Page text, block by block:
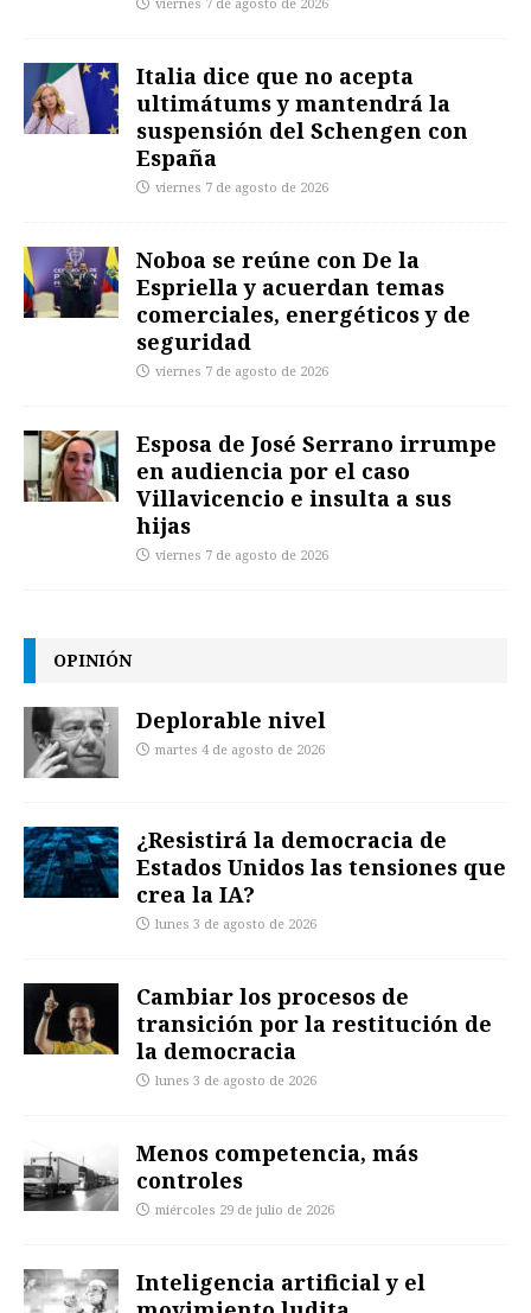
viernes 7 de agosto de 2026
Italia dice que no acepta
ultimátums y mantendrá la
suspensión del Schengen con
España
viernes 7 de agosto de 2026
Noboa se reúne con De la
Espriella y acuerdan temas
comerciales, energéticos y de
seguridad
viernes 7 de agosto de 2026
Esposa de José Serrano irrumpe
en audiencia por el caso
Villavicencio e insulta a sus
hijas
viernes 7 de agosto de 2026
OPINIÓN
Deplorable nivel
martes 4 de agosto de 2026
¿Resistirá la democracia de
Estados Unidos las tensiones que
crea la IA?
lunes 3 de agosto de 2026
Cambiar los procesos de
transición por la restitución de
la democracia
lunes 3 de agosto de 2026
Menos competencia, más
controles
miércoles 29 de julio de 2026
Inteligencia artificial y el